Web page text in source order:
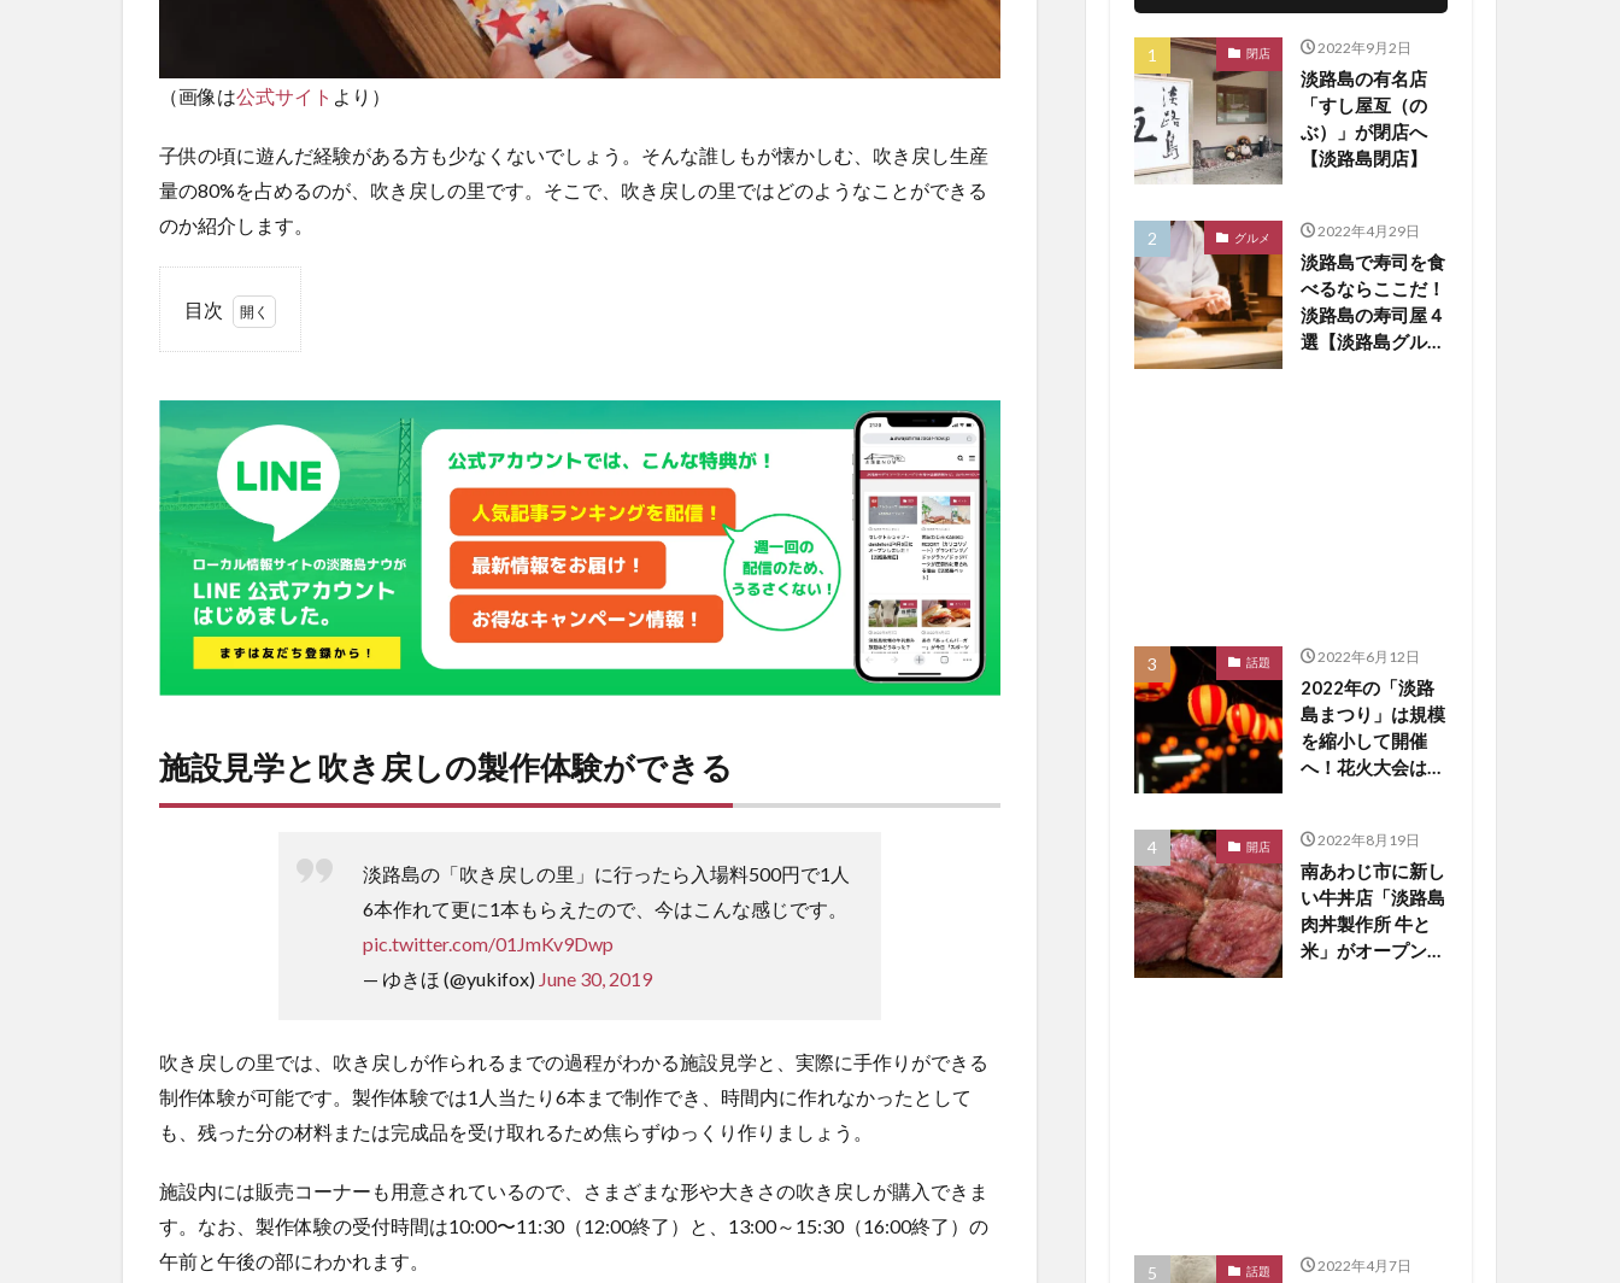
（画像は公式サイト より）
子供の頃に遊んだ経験がある方も少なくないでしょう。そんな誰しもが懐かしむ、吹き戻し生産
量の80%を占めるのが、吹き戻しの里です。そこで、吹き戻しの里ではどのようなことができる
のか紹介します。
目次
設
学
吹
戻
し
の
製
体
験
で
き
る
ロピ
ロス
ポー
ツ」
吹
し
施設見学と吹き戻しの製作体験ができる
淡路島の「吹き戻しの里」に行ったら入場料500円で1人
6本作れて更に1本もらえたので、今はこんな感じです。
pic.twitter.com/01JmKv9Dwp
— ゆきほ (@yukifox) June 30, 2019
吹き戻しの里では、吹き戻しが作られるまでの過程がわかる施設見学と、実際に手作りができる
制作体験が可能です。製作体験では1人当たり6本まで制作でき、時間内に作れなかったとして
も、残った分の材料または完成品を受け取れるため焦らずゆっくり作りましょう。
施設内には販売コーナーも用意されているので、さまざまな形や大きさの吹き戻しが購入できま
す。なお、製作体験の受付時間は10:00〜11:30（12:00終了）と、13:00～15:30（16:00終了）の
午前と午後の部にわかれます。
閉店 2022年9月2日
淡路島の有名店
「すし屋亙（の
ぶ）」が閉店へ
【淡路島閉店】
グルメ 2022年4月29日
淡路島で寿司を食
べるならここだ！
淡路島の寿司屋４
選【淡路島グルメ
話題 2022年6月12日
2022年の「淡路
島まつり」は規模
を縮小して開催
へ！花火大会は中
開店 2022年8月19日
南あわじ市に新し
い牛丼店「淡路島
肉丼製作所 牛と
米」がオープン
話題 2022年4月7日